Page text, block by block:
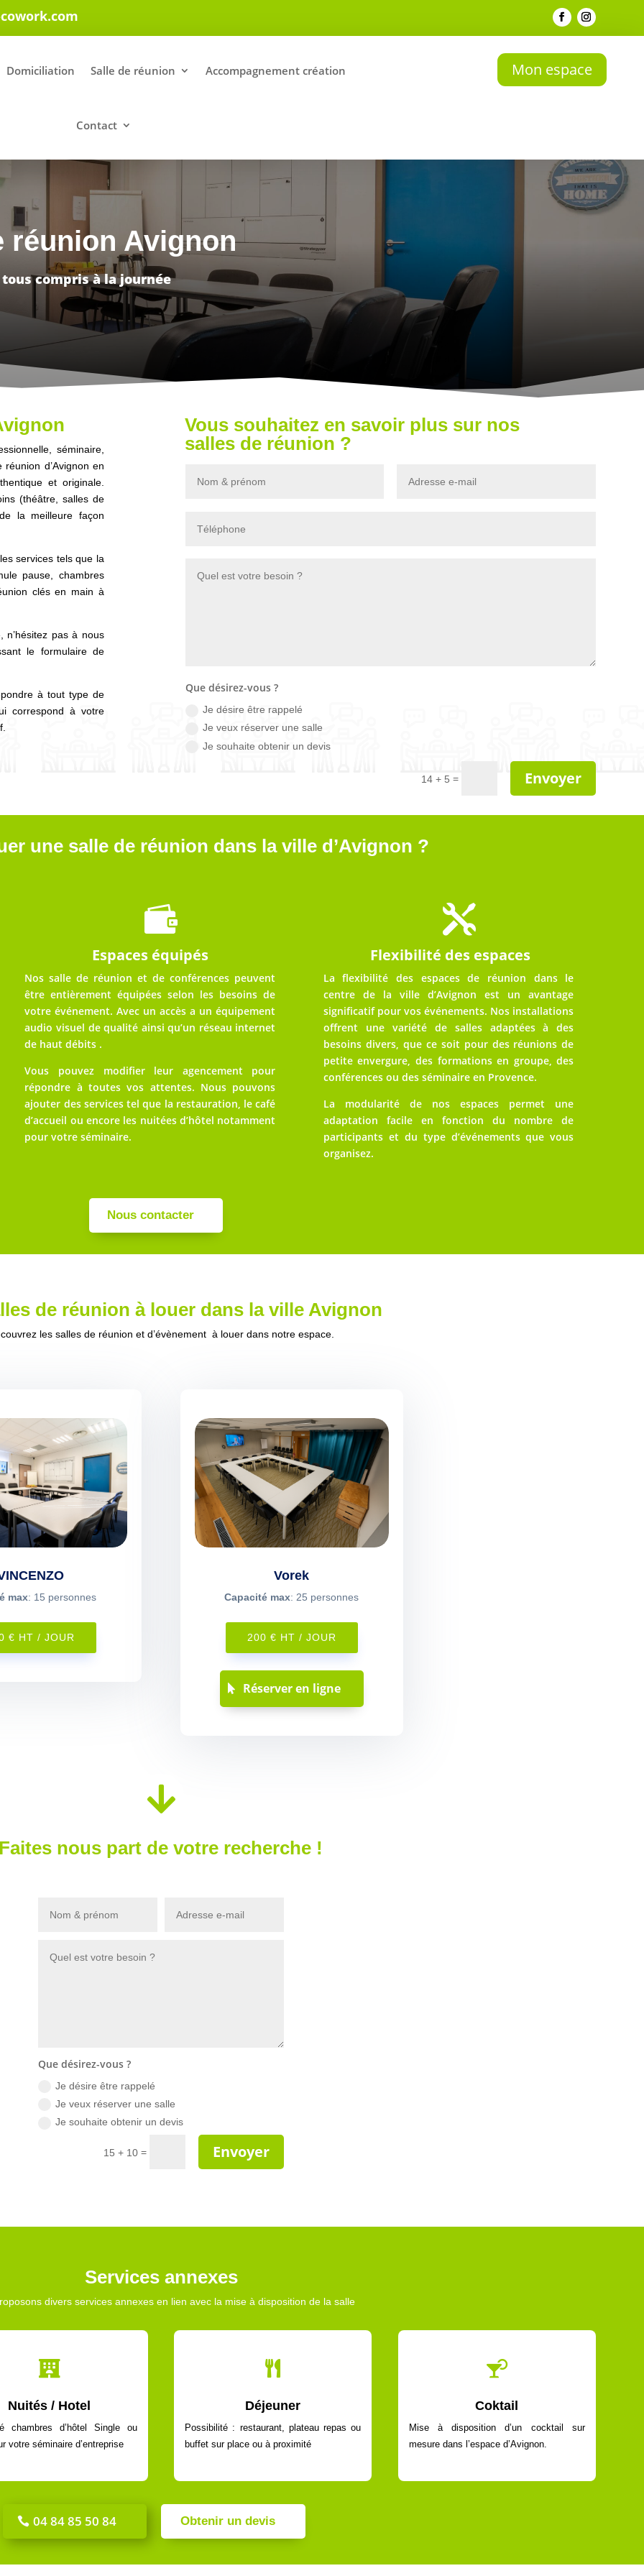
Domiciliation Salle de réunion Accompagnement création
Contact
Mon espace
réunion Avignon
compris à la journée
séminaire,
d’Avignon en
et originale.
(théâtre, salles de
la meilleure façon
services tels que la
pause, chambres
clés en main à
n’hésitez pas à nous
le formulaire de
à tout type de
correspond à votre
Vous souhaitez en savoir plus sur nos
salles de réunion ?
Que désirez-vous ?
Je désire être rappelé
Je veux réserver une salle
Je souhaite obtenir un devis
14 + 5 = Envoyer
une salle de réunion dans la ville d’Avignon ?

Espaces équipés
Nos salle de réunion et de conférences peuvent
être entièrement équipées selon les besoins de
votre événement. Avec un accès a un équipement
audio visuel de qualité ainsi qu’un réseau internet
de haut débits .
Vous pouvez modifier leur agencement pour
répondre à toutes vos attentes. Nous pouvons
ajouter des services tel que la restauration, le café
d’accueil ou encore les nuitées d’hôtel notamment
pour votre séminaire.

Flexibilité des espaces
La flexibilité des espaces de réunion dans le
centre de la ville d’Avignon est un avantage
significatif pour vos événements. Nos installations
offrent une variété de salles adaptées à des
besoins divers, que ce soit pour des réunions de
petite envergure, des formations en groupe, des
conférences ou des séminaire en Provence.
La modularité de nos espaces permet une
adaptation facile en fonction du nombre de
participants et du type d’événements que vous
organisez.
Nous contacter
de réunion à louer dans la ville Avignon
les salles de réunion et d’évènement à louer dans notre espace.
max: 15 personnes
€ HT / JOUR
Vorek
Capacité max: 25 personnes
200 € HT / JOUR
Réserver en ligne

nous part de votre recherche !
Que désirez-vous ?
Je désire être rappelé
Je veux réserver une salle
Je souhaite obtenir un devis
15 + 10 = Envoyer
Services annexes
divers services annexes en lien avec la mise à disposition de la salle

Nuités / Hotel
chambres d’hôtel Single ou
votre séminaire d’entreprise

Déjeuner
Possibilité : restaurant, plateau repas ou
buffet sur place ou à proximité

Coktail
Mise à disposition d’un cocktail sur
mesure dans l’espace d’Avignon.
04 84 85 50 84 Obtenir un devis